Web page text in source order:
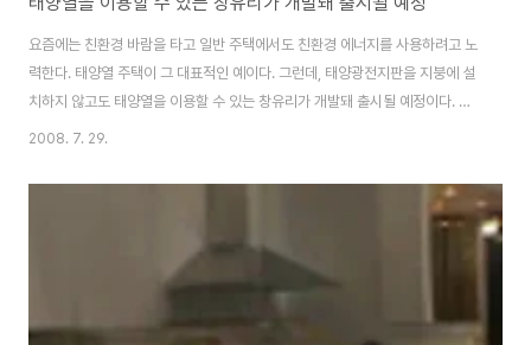
요즘에는 친환경 바람을 타고 일반 주택에서도 친환경 에너지를 사용하려고 노
력한다. 태양열 주택이 그 대표적인 예이다. 그런데, 태양광전지판을 지붕에 설
치하지 않고도 태양열을 이용할 수 있는 창유리가 개발돼 출시될 예정이다. 일
본의 니혼 텔레커뮤니케션 시스템(Nihon Telecommunication System
출시할 예정이라고 밝혔다. 태양열을 이용해 전기를 생산할 수 있는 이 창유리
에는 USB 단자까지 설치돼있어 휴대폰과 PC 등을 충전하기 편리하도록 했다.
이 태양광전지는 7-8%의 전력생산효과를 지닌다. 따라서 이 태양광전지를 장
착한 창유리는 화창한 날엔 1평방미터당 70와트의 전력을 생산할 수 있는데,
2008. 7. 29.